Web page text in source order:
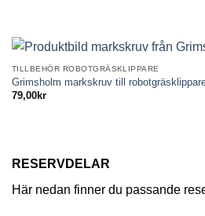
TILLBEHÖR ROBOTGRÄSKLIPPARE
Grimsholm markskruv till
79,00kr
RESERVDELAR
Här nedan finner du passande